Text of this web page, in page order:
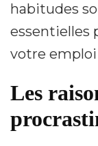
habitudes
essentielles
votre
Les